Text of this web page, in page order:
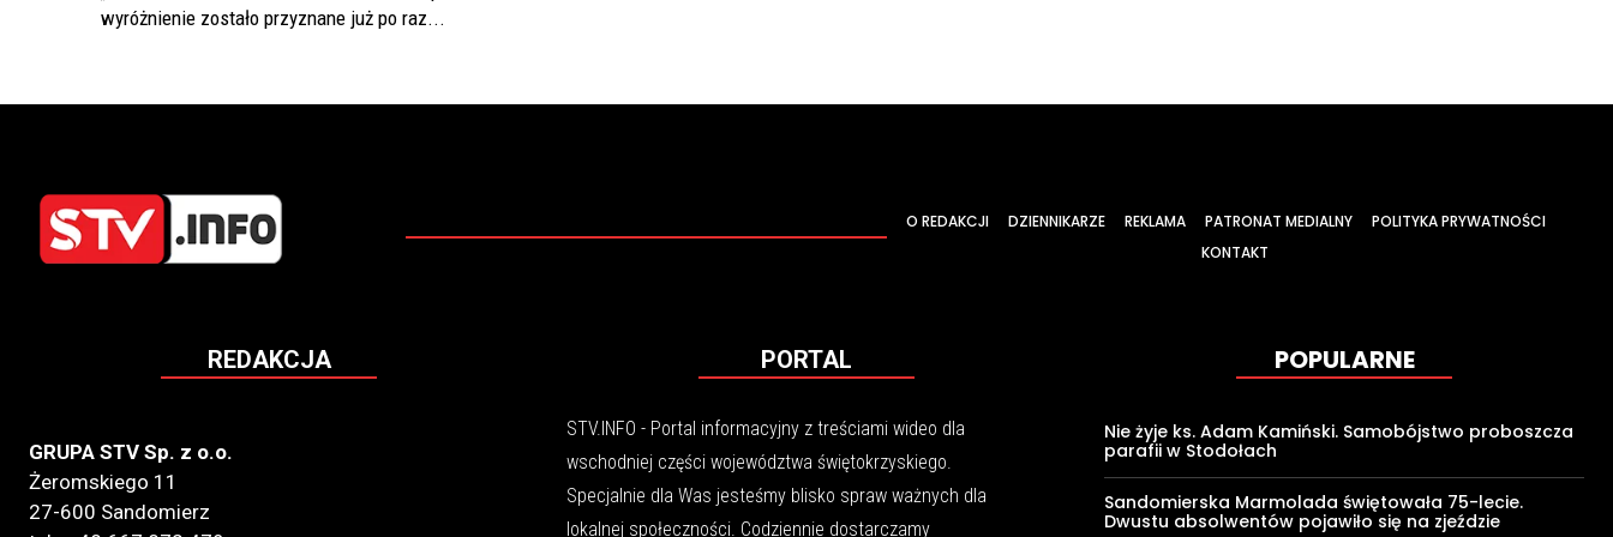
wyróżnienie zostało przyznane już po raz...
O REDAKCJI DZIENNIKARZE REKLAMA PATRONAT MEDIALNY
POLITYKA PRYWATNOŚCI
KONTAKT
REDAKCJA
GRUPA STV Sp. z o.o.
Żeromskiego 11
27-600 Sandomierz
PORTAL
STV.INFO - Portal informacyjny z treściami wideo dla
wschodniej części województwa świętokrzyskiego.
Specjalnie dla Was jesteśmy blisko spraw ważnych dla
lokalnej społeczności. Codziennie dostarczamy
POPULARNE
Nie żyje ks. Adam Kamiński. Samobójstwo proboszcza
parafii w Stodołach
Sandomierska Marmolada świętowała 75-lecie.
Dwustu absolwentów pojawiło się na zjeździe